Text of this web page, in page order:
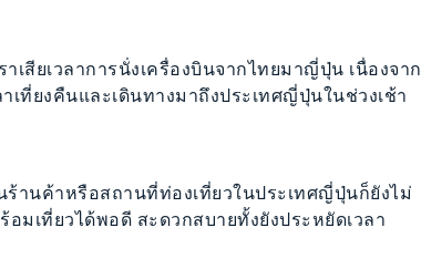
เสียเวลาการนั่งเครื่องบินจากไทยมาญี่ปุ่น เนื่องจาก
เที่ยงคืนและเดินทางมาถึงประเทศญี่ปุ่นในช่วงเช้า
ร้านค้าหรือสถานที่ท่องเที่ยวในประเทศญี่ปุ่นก็ยังไม่
อมเที่ยวได้พอดี สะดวกสบายทั้งยังประหยัดเวลา